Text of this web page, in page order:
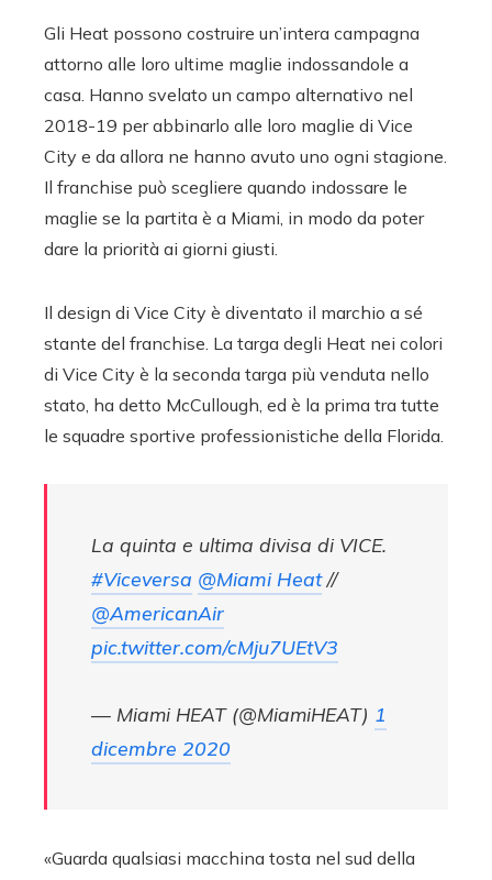
Gli Heat possono costruire un’intera campagna
attorno alle loro ultime maglie indossandole a
casa. Hanno svelato un campo alternativo nel
2018-19 per abbinarlo alle loro maglie di Vice
City e da allora ne hanno avuto uno ogni stagione.
Il franchise può scegliere quando indossare le
maglie se la partita è a Miami, in modo da poter
dare la priorità ai giorni giusti.
Il design di Vice City è diventato il marchio a sé
stante del franchise. La targa degli Heat nei colori
di Vice City è la seconda targa più venduta nello
stato, ha detto McCullough, ed è la prima tra tutte
le squadre sportive professionistiche della Florida.
La quinta e ultima divisa di VICE.
#Viceversa @Miami Heat//
@AmericanAir
pic.twitter.com/cMju7UEtV3
— Miami HEAT (@MiamiHEAT) 1
dicembre 2020
«Guarda qualsiasi macchina tosta nel sud della